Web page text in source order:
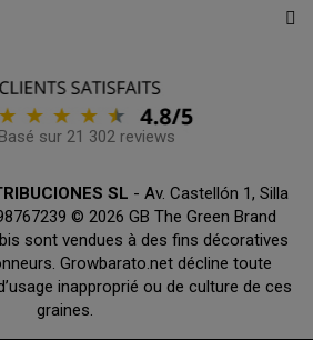
Basé sur 21 302 reviews
SL - Av. Castellón 1, Silla
© 2026 GB The Green Brand
sont vendues à des fins décoratives
Growbarato.net décline toute
inapproprié ou de culture de ces
graines.